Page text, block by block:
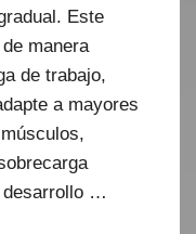
Este
manera
de trabajo,
a mayores
desarrollo …